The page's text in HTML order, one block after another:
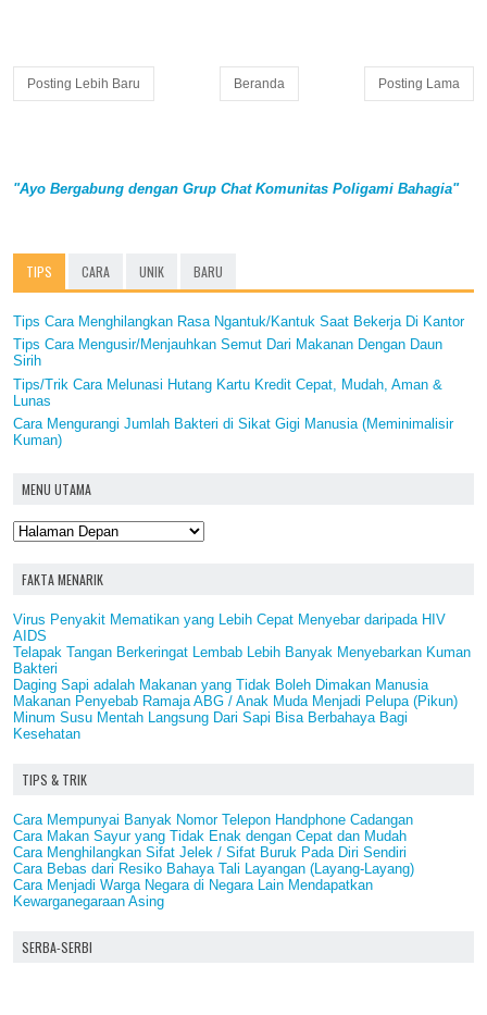
Posting Lebih Baru Posting Lama
Beranda
"Ayo Bergabung dengan Grup Chat Komunitas Poligami Bahagia"
TIPS CARA UNIK BARU
Tips Cara Menghilangkan Rasa Ngantuk/Kantuk Saat Bekerja Di Kantor
Tips Cara Mengusir/Menjauhkan Semut Dari Makanan Dengan Daun
Sirih
Tips/Trik Cara Melunasi Hutang Kartu Kredit Cepat, Mudah, Aman &
Lunas
Cara Mengurangi Jumlah Bakteri di Sikat Gigi Manusia (Meminimalisir
Kuman)
MENU UTAMA
FAKTA MENARIK
Virus Penyakit Mematikan yang Lebih Cepat Menyebar daripada HIV
AIDS
Telapak Tangan Berkeringat Lembab Lebih Banyak Menyebarkan Kuman
Bakteri
Daging Sapi adalah Makanan yang Tidak Boleh Dimakan Manusia
Makanan Penyebab Ramaja ABG / Anak Muda Menjadi Pelupa (Pikun)
Minum Susu Mentah Langsung Dari Sapi Bisa Berbahaya Bagi
Kesehatan
TIPS & TRIK
Cara Mempunyai Banyak Nomor Telepon Handphone Cadangan
Cara Makan Sayur yang Tidak Enak dengan Cepat dan Mudah
Cara Menghilangkan Sifat Jelek / Sifat Buruk Pada Diri Sendiri
Cara Bebas dari Resiko Bahaya Tali Layangan (Layang-Layang)
Cara Menjadi Warga Negara di Negara Lain Mendapatkan
Kewarganegaraan Asing
SERBA-SERBI